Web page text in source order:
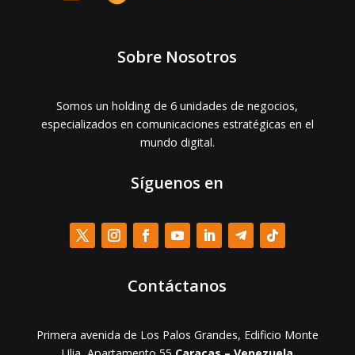
Sobre Nosotros
Somos un holding de 6 unidades de negocios,
especializados en comunicaciones estratégicas en el
mundo digital.
Síguenos en
Contáctanos
Primera avenida de Los Palos Grandes, Edificio Monte